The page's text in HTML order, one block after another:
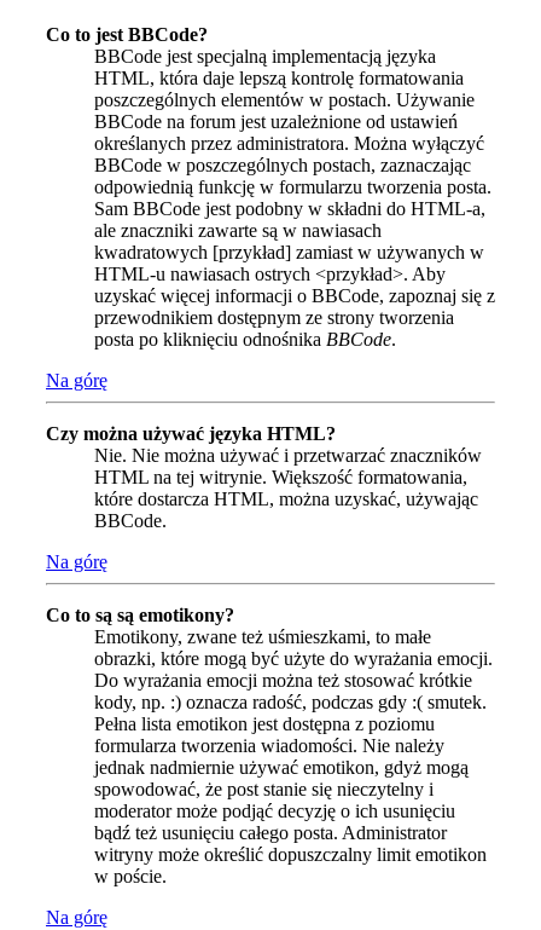
Co to jest BBCode?
BBCode jest specjalną implementacją języka
HTML, która daje lepszą kontrolę formatowania
poszczególnych elementów w postach. Używanie
BBCode na forum jest uzależnione od ustawień
określanych przez administratora. Można wyłączyć
BBCode w poszczególnych postach, zaznaczając
odpowiednią funkcję w formularzu tworzenia posta.
Sam BBCode jest podobny w składni do HTML-a,
ale znaczniki zawarte są w nawiasach
kwadratowych [przykład] zamiast w używanych w
HTML-u nawiasach ostrych <przykład>. Aby
uzyskać więcej informacji o BBCode, zapoznaj się z
przewodnikiem dostępnym ze strony tworzenia
posta po kliknięciu odnośnika BBCode.
Na górę
Czy można używać języka HTML?
Nie. Nie można używać i przetwarzać znaczników
HTML na tej witrynie. Większość formatowania,
które dostarcza HTML, można uzyskać, używając
BBCode.
Na górę
Co to są są emotikony?
Emotikony, zwane też uśmieszkami, to małe
obrazki, które mogą być użyte do wyrażania emocji.
Do wyrażania emocji można też stosować krótkie
kody, np. :) oznacza radość, podczas gdy :( smutek.
Pełna lista emotikon jest dostępna z poziomu
formularza tworzenia wiadomości. Nie należy
jednak nadmiernie używać emotikon, gdyż mogą
spowodować, że post stanie się nieczytelny i
moderator może podjąć decyzję o ich usunięciu
bądź też usunięciu całego posta. Administrator
witryny może określić dopuszczalny limit emotikon
w poście.
Na górę